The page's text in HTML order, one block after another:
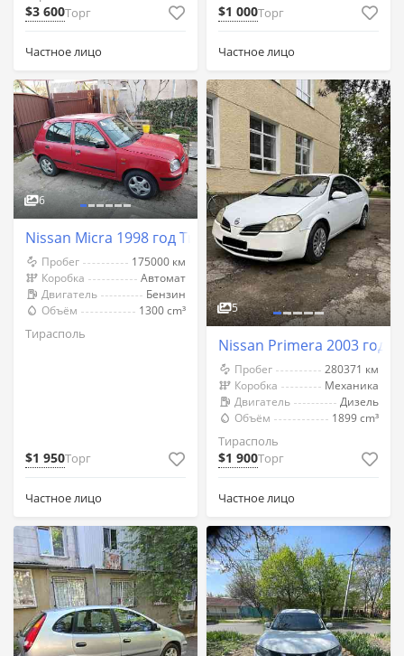
$3 600Торг
Частное лицо
$1 000Торг
Частное лицо
6
Nissan Micra 1998 год Тирасполь
Пробег
175000 км
Коробка
Автомат
Двигатель
Бензин
Объём
1300 cm³
Тирасполь
$1 950Торг
Частное лицо
5
Nissan Primera 2003 год
Пробег
280371 км
Коробка
Механика
Двигатель
Дизель
Объём
1899 cm³
Тирасполь
$1 900Торг
Частное лицо